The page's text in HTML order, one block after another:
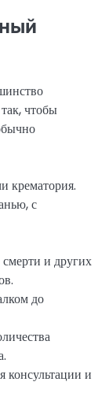
чтобы
крематория.
с
и других
до
консультации и